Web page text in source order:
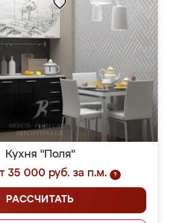
Кухня "Поля"
35 000 руб. за п.м.
?
РАССЧИТАТЬ